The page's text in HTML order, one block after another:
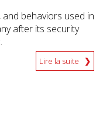
behaviors used in
after its security
Lire la suite